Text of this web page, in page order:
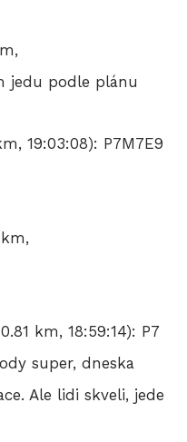
jedu podle plánu
19:03:08): P7M7E9
km, 18:59:14): P7
super, dneska
Ale lidi skveli, jede